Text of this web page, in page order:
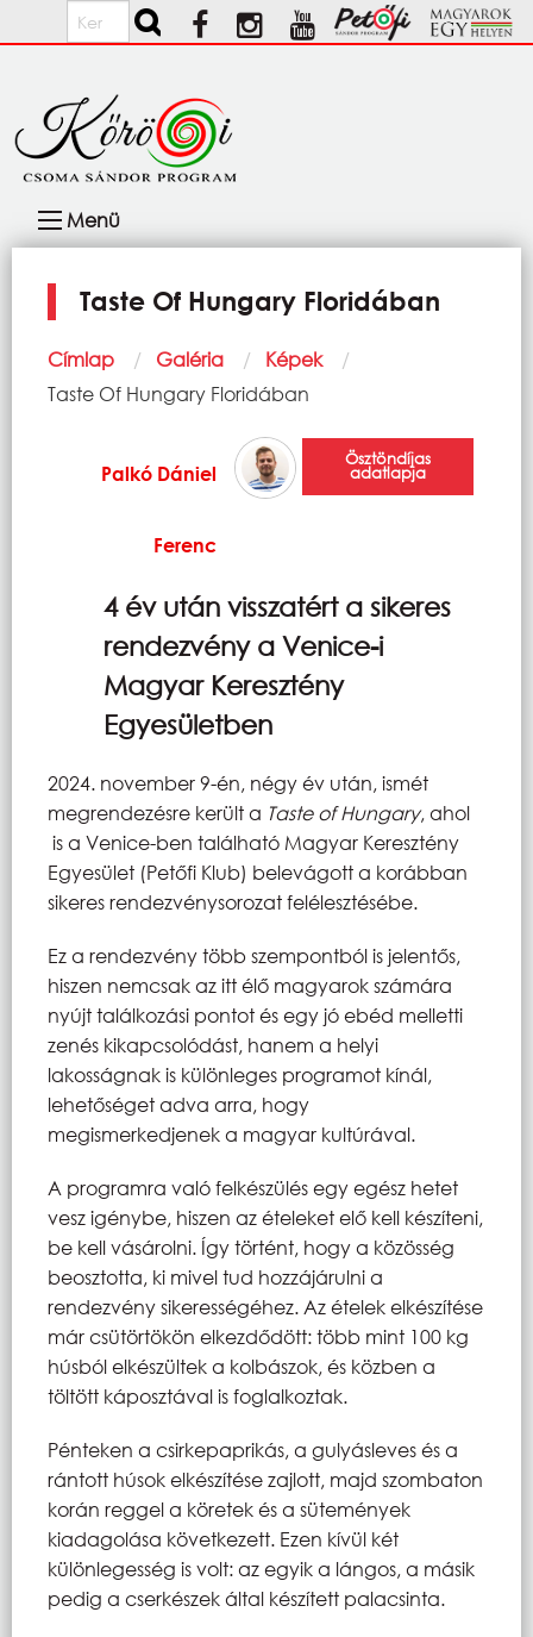
Ugrás a tartalomra
Keresés
navigáció
Menü
Taste Of Hungary Floridában
Morzsa
Címlap Galéria
Képek
Current:
Taste Of Hungary Floridában
Palkó Dániel
Ferenc
Ösztöndíjas
adatlapja
4 év után visszatért a sikeres
rendezvény a Venice-i
Magyar Keresztény
Egyesületben
2024. november 9-én, négy év után, ismét
megrendezésre került a Taste of Hungary, ahol
is a Venice-ben található Magyar Keresztény
Egyesület (Petőfi Klub) belevágott a korábban
sikeres rendezvénysorozat felélesztésébe.
Ez a rendezvény több szempontból is jelentős,
hiszen nemcsak az itt élő magyarok számára
nyújt találkozási pontot és egy jó ebéd melletti
zenés kikapcsolódást, hanem a helyi
lakosságnak is különleges programot kínál,
lehetőséget adva arra, hogy
megismerkedjenek a magyar kultúrával.
A programra való felkészülés egy egész hetet
vesz igénybe, hiszen az ételeket elő kell készíteni,
be kell vásárolni. Így történt, hogy a közösség
beosztotta, ki mivel tud hozzájárulni a
rendezvény sikerességéhez. Az ételek elkészítése
már csütörtökön elkezdődött: több mint 100 kg
húsból elkészültek a kolbászok, és közben a
töltött káposztával is foglalkoztak.
Pénteken a csirkepaprikás, a gulyásleves és a
rántott húsok elkészítése zajlott, majd szombaton
korán reggel a köretek és a sütemények
kiadagolása következett. Ezen kívül két
különlegesség is volt: az egyik a lángos, a másik
pedig a cserkészek által készített palacsinta.